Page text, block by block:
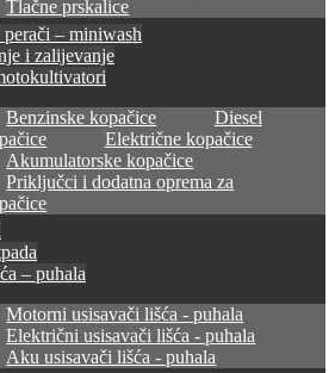
Tlačne prskalice
– miniwash
i zalijevanje
Benzinske kopačice
Diesel
Električne kopačice
Akumulatorske kopačice
Priključci i dodatna oprema za
– puhala
Motorni usisavači lišća - puhala
Električni usisavači lišća - puhala
Aku usisavači lišća - puhala